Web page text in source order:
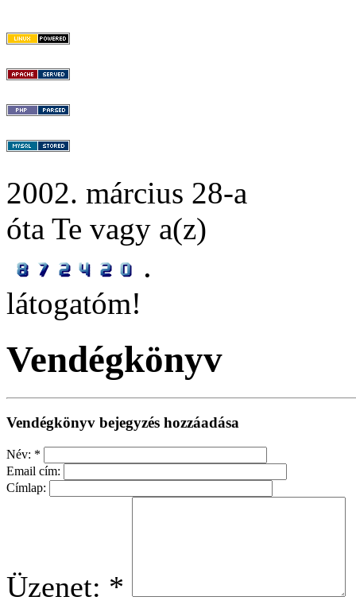
2002. március 28-a
óta Te vagy a(z)
.
látogatóm!
Vendégkönyv
Vendégkönyv bejegyzés hozzáadása
Név: *
Email cím:
Címlap:
Üzenet: *